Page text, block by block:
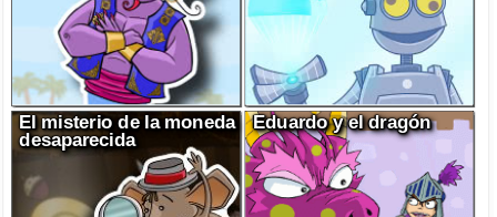
El misterio de la moneda
desaparecida
Eduardo y el dragón